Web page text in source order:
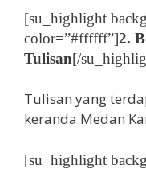
[su_highlight
color=”#ffffff”]2.
Tulisan[/
Tulisan yang
keranda Medan
[su_highlight